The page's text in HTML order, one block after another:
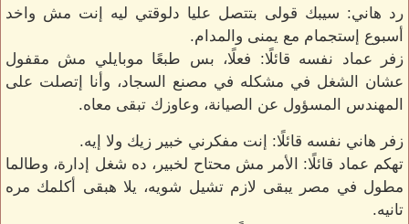
رد هاني: سيبك قولى بتتصل عليا دلوقتي ليه إنت مش واخد
أسبوع إستجمام مع يمنى والمدام.
زفر عماد نفسه قائلًا: فعلًا، بس طبعًا موبايلي مش مقفول
عشان الشغل في مشكله في مصنع السجاد، وأنا إتصلت على
المهندس المسؤول عن الصيانة، وعاوزك تبقى معاه.
زفر هاني نفسه قائلًا: إنت مفكرني خبير زيك ولا إيه.
تهكم عماد قائلًا: الأمر مش محتاح لخبير، ده شغل إدارة، وطالما
مطول في مصر يبقى لازم تشيل شويه، يلا هبقى أكلمك مره
تانيه.